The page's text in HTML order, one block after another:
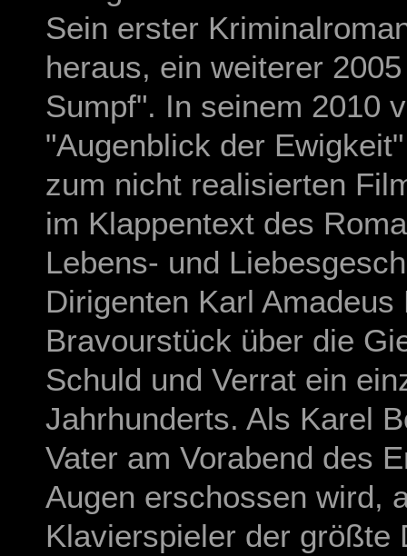
Sein erster
heraus, ein weiterer
Sumpf". In seinem 2010
"Augenblick der
zum nicht realisierten
im Klappentext des
Lebens- und
Dirigenten Karl
Bravourstück über die
Schuld und Verrat ein
Jahrhunderts. Als Karel
Vater am Vorabend des
Augen erschossen wird,
Klavierspieler der größte